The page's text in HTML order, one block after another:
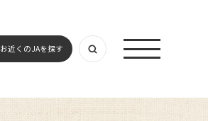
お近くのJAを探す